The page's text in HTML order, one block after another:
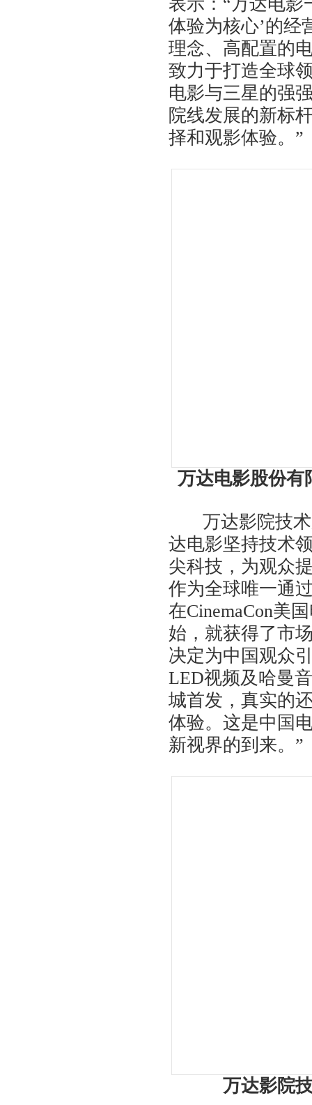
体验为核心’的经
理念、高配置的
致力于打造全球
电影与三星的强
院线发展的新标
择和观影体验。”
万达电影股份有
万达影院技术
达电影坚持技术
尖科技，为观众
作为全球唯一通
在CinemaCon美
始，就获得了市
决定为中国观众
LED视频及哈曼
城首发，真实的
体验。这是中国
新视界的到来。”
万达影院